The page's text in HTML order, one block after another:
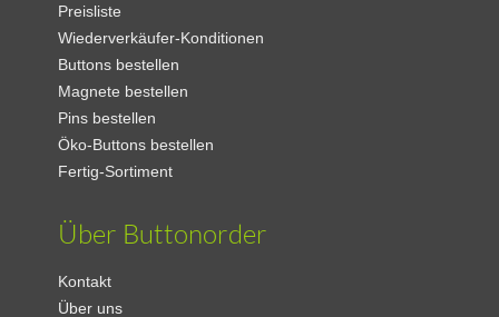
Preisliste
Wiederverkäufer-Konditionen
Buttons bestellen
Magnete bestellen
Pins bestellen
Öko-Buttons bestellen
Fertig-Sortiment
Über Buttonorder
Kontakt
Über uns